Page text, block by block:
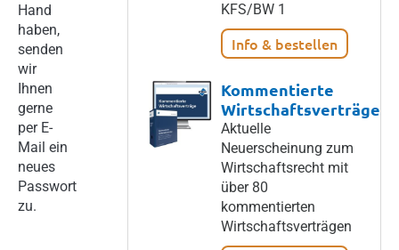
Hand
haben,
senden
wir
Ihnen
gerne
per E-
Mail ein
neues
Passwort
zu.
KFS/BW 1
Info & bestellen
Kommentierte
Wirtschaftsverträge
Aktuelle
Neuerscheinung zum
Wirtschaftsrecht mit
über 80
kommentierten
Wirtschaftsverträgen